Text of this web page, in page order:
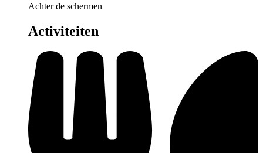
Achter de schermen
Activiteiten